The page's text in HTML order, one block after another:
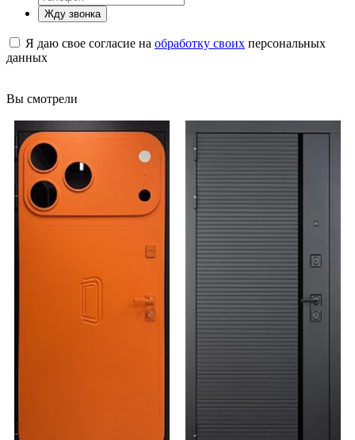
Жду звонка
Я даю свое согласие на обработку своих персональных
данных
Вы смотрели